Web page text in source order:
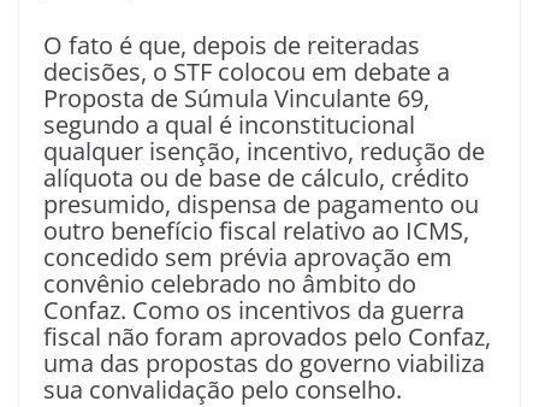
O fato é que, depois de reiteradas
decisões, o STF colocou em debate a
Proposta de Súmula Vinculante 69,
segundo a qual é inconstitucional
qualquer isenção, incentivo, redução de
alíquota ou de base de cálculo, crédito
presumido, dispensa de pagamento ou
outro benefício fiscal relativo ao ICMS,
concedido sem prévia aprovação em
convênio celebrado no âmbito do
Confaz. Como os incentivos da guerra
fiscal não foram aprovados pelo Confaz,
uma das propostas do governo viabiliza
sua convalidação pelo conselho.